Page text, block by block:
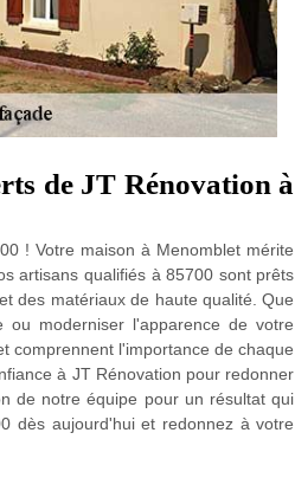
de JT Rénovation à
! Votre maison à Menomblet mérite
artisans qualifiés à 85700 sont prêts
des matériaux de haute qualité. Que
moderniser l'apparence de votre
comprennent l'importance de chaque
à JT Rénovation pour redonner
de notre équipe pour un résultat qui
dès aujourd'hui et redonnez à votre